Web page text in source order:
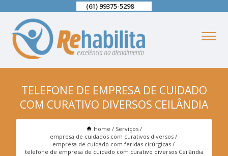
(61) 99375-5298
TELEFONE DE EMPRESA DE CUIDADO
COM CURATIVO DIVERSOS CEILÂNDIA
Home
Serviços
empresa de cuidados com curativos diversos
empresa de cuidado com feridas cirúrgicas
telefone de empresa de cuidado com curativo diversos Ceilândia